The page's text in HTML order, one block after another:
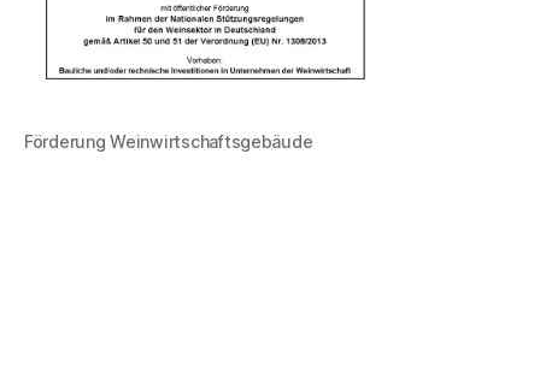
Förderung Weinwirtschaftsgebäude